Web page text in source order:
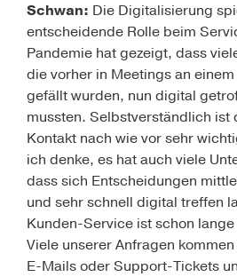
Schwan: Die Digitalisierung
entscheidende Rolle beim
Pandemie hat gezeigt, dass
die vorher in Meetings an
gefällt wurden, nun digital
mussten. Selbstverständlich ist
Kontakt nach wie vor sehr
ich denke, es hat auch viele
dass sich Entscheidungen
und sehr schnell digital treffen
Kunden-Service ist schon
Viele unserer Anfragen
E-Mails oder Support-Tickets